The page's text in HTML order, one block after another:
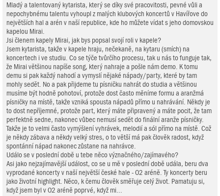
Mladý a talentovaný kytarista, který se díky své pracovitosti, pevné vůli a
nepochybnému talentu vyhoupl z malých klubových koncertů v Havířove do
největších hal a arén v naší republice, kde ho můžete vídat s jeho domovskou
kapelou Mirai.
Jsi členem kapely Mirai, jak bys popsal svojí roli v kapele?
Jsem kytarista, takže v kapele hraju, nečekaně, na kytaru (smích) na
koncertech i ve studiu. Co se týče tvůrčího procesu, tak u nás to funguje tak,
že Mirai většinou napíše song, který nahraje a pošle nám demo. K tomu
demu si pak každý nahodí a vymyslí nějaké nápady/party, které by tam
mohly sedět. No a pak přijdeme tu písničku nahrát do studia a většinou
musíme být hodně pohotoví, protože dost často měníme formu a aranžmá
písničky na místě, takže vzniká spousta nápadů přímo u nahrávání. Někdy je
to dost nepříjemné, protože part, který máte připravený a máte pocit, že tam
perfektně sedne, nakonec vůbec nemusí sedět do finální aranže písničky.
Takže je to velmi často vymýšlení vyhrávek, melodií a sól přímo na místě. Což
je někdy zábava a někdy velký stres, o to větší má pak člověk radost, když
spontánní nápad nakonec zůstane na nahrávce.
Událo se v poslední době u tebe něco význačného/zajímavého?
Asi jako nejzajímavější událost, co se u mě v poslední době udála, beru dva
vyprodané koncerty v naší největší české hale - O2 aréně. Ty koncerty beru
jako životní highlight. Něco, k čemu člověk směřuje celý život. Pamatuju si,
když jsem byl v O2 aréně poprvé, když mi...